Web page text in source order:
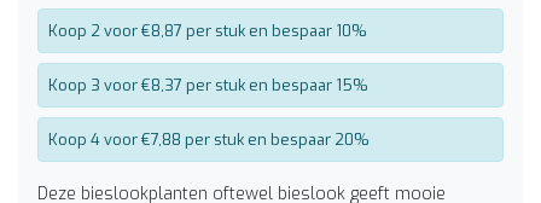
Koop 2 voor €8,87 per stuk en bespaar 10%
Koop 3 voor €8,37 per stuk en bespaar 15%
Koop 4 voor €7,88 per stuk en bespaar 20%
Deze bieslookplanten oftewel bieslook geeft mooie